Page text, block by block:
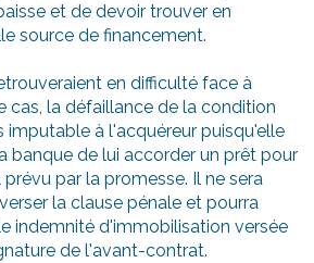
et de devoir trouver en
source de financement.
en difficulté face à
cas, la défaillance de la condition
imputable à l'acquéreur puisqu'elle
banque de lui accorder un prêt pour
par la promesse. Il ne sera
la clause pénale et pourra
indemnité d'immobilisation versée
de l'avant-contrat.